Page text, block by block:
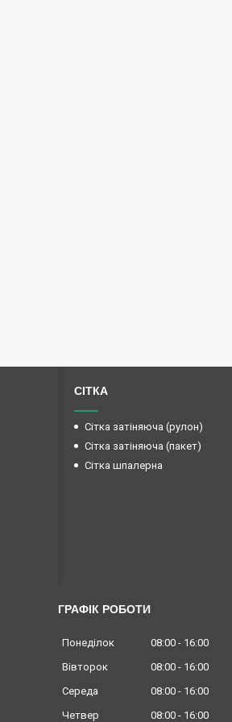
СІТКА
Сітка затіняюча (рулон)
Сітка затіняюча (пакет)
Сітка шпалерна
ГРАФІК РОБОТИ
Понеділок 08:00
16:00
Вівторок
08:00
16:00
Середа
08:00
16:00
Четвер
08:00 16:00